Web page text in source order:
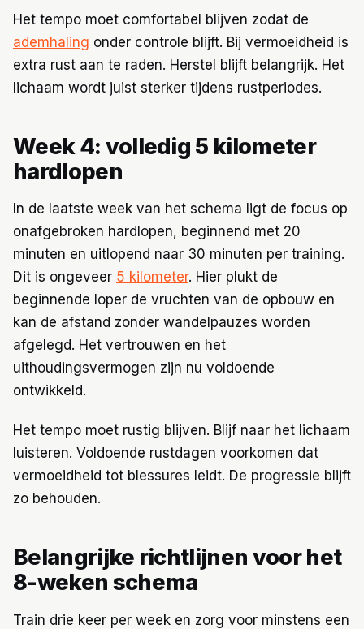
Het tempo moet comfortabel blijven zodat de
ademhaling onder controle blijft. Bij vermoeidheid is
extra rust aan te raden. Herstel blijft belangrijk. Het
lichaam wordt juist sterker tijdens rustperiodes.
Week 4: volledig 5 kilometer
hardlopen
In de laatste week van het schema ligt de focus op
onafgebroken hardlopen, beginnend met 20
minuten en uitlopend naar 30 minuten per training.
Dit is ongeveer 5 kilometer. Hier plukt de
beginnende loper de vruchten van de opbouw en
kan de afstand zonder wandelpauzes worden
afgelegd. Het vertrouwen en het
uithoudingsvermogen zijn nu voldoende
ontwikkeld.
Het tempo moet rustig blijven. Blijf naar het lichaam
luisteren. Voldoende rustdagen voorkomen dat
vermoeidheid tot blessures leidt. De progressie blijft
zo behouden.
Belangrijke richtlijnen voor het
8-weken schema
Train drie keer per week en zorg voor minstens een